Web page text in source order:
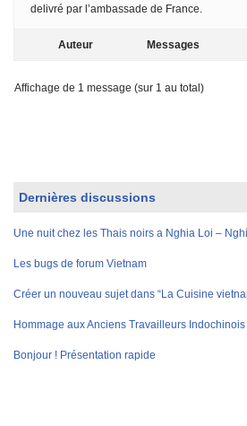
delivré par l’ambassade de France.
Auteur Messages
Affichage de 1 message (sur 1 au total)
Dernières discussions
Une nuit chez les Thais noirs a Nghia Loi –
Les bugs de forum Vietnam
Créer un nouveau sujet dans “La Cuisine
Hommage aux Anciens Travailleurs
Bonjour ! Présentation rapide